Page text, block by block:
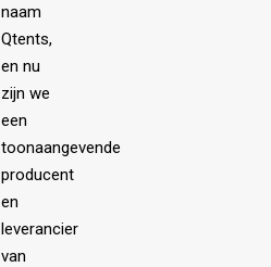
naam
Qtents,
en nu
zijn we
een
toonaangevende
producent
en
leverancier
van